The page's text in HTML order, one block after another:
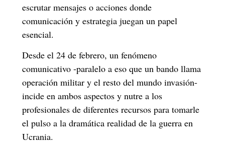
escrutar mensajes o acciones donde
comunicación y estrategia juegan un papel
esencial.
Desde el 24 de febrero, un fenómeno
comunicativo -paralelo a eso que un bando llama
operación militar y el resto del mundo invasión-
incide en ambos aspectos y nutre a los
profesionales de diferentes recursos para tomarle
el pulso a la dramática realidad de la guerra en
Ucrania.